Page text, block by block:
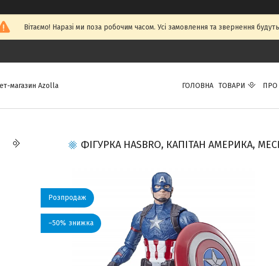
Вітаємо! Наразі ми поза робочим часом. Усі замовлення та звернення
магазин Azolla ГОЛОВНА ТОВАРИ ПРО
ФІГУРКА HASBRO, КАПІТАН АМЕРИКА,
Розпродаж
–50%